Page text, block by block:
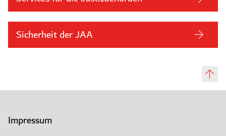
Sicherheit der JAA
Impressum